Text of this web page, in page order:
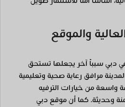
والموقع
في دبي سبباً آخر يجعلها تستحق
مرافق رعاية صحية وتعليمية
واسعة من خيارات الترفيه
وحديثة. كما أن موقع دبي